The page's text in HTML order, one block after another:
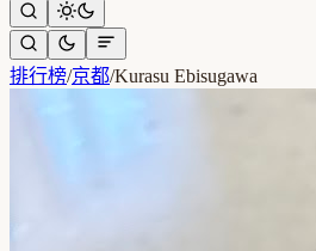
排行榜/京都/Kurasu Ebisugawa